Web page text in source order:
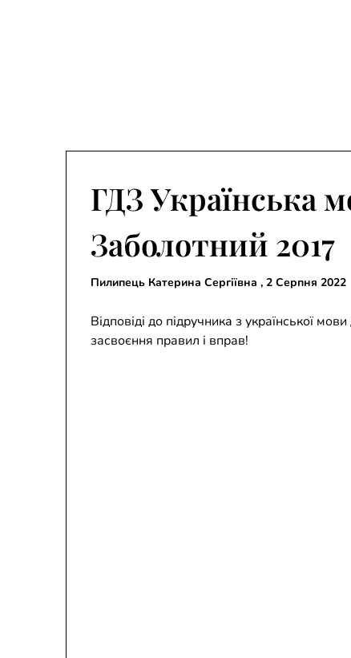
ГДЗ Українська
Заболотний 2017
Пилипець Катерина Сергіївна , 2 Серпня 2022
Відповіді до підручника з української
засвоєння правил і вправ!